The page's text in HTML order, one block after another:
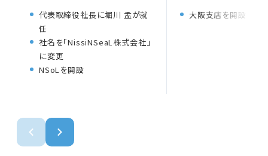
代表取締役社長に堀川 孟が就
任
社名を「NissiNSeaL株式会社」
に変更
NSoLを開設
大阪支店を開設